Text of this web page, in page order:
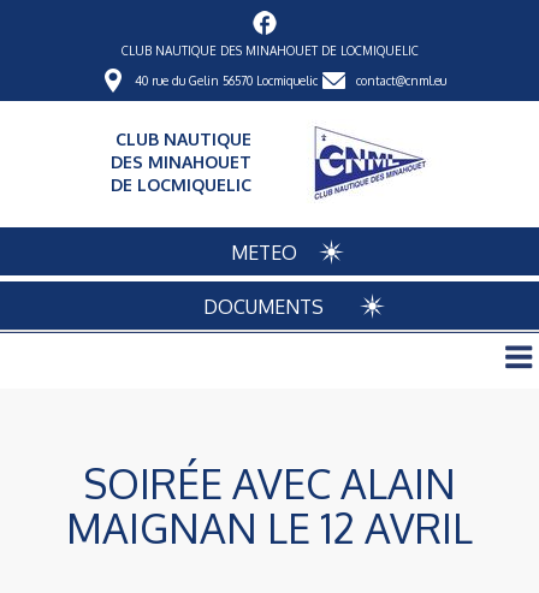
CLUB NAUTIQUE DES MINAHOUET DE LOCMIQUELIC
40 rue du Gelin 56570 Locmiquelic contact@cnml.eu
CLUB NAUTIQUE
DES MINAHOUET
DE LOCMIQUELIC
METEO
DOCUMENTS
SOIRÉE AVEC ALAIN
MAIGNAN LE 12 AVRIL